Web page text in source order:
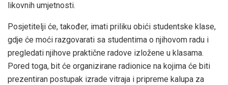
likovnih umjetnosti.
Posjetitelji će, također, imati priliku obići studentske klase,
gdje će moći razgovarati sa studentima o njihovom radu i
pregledati njihove praktične radove izložene u klasama.
Pored toga, bit će organizirane radionice na kojima će biti
prezentiran postupak izrade vitraja i pripreme kalupa za